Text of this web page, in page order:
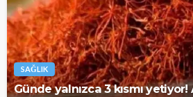
SAĞLIK
Günde yalnızca 3 kısmı